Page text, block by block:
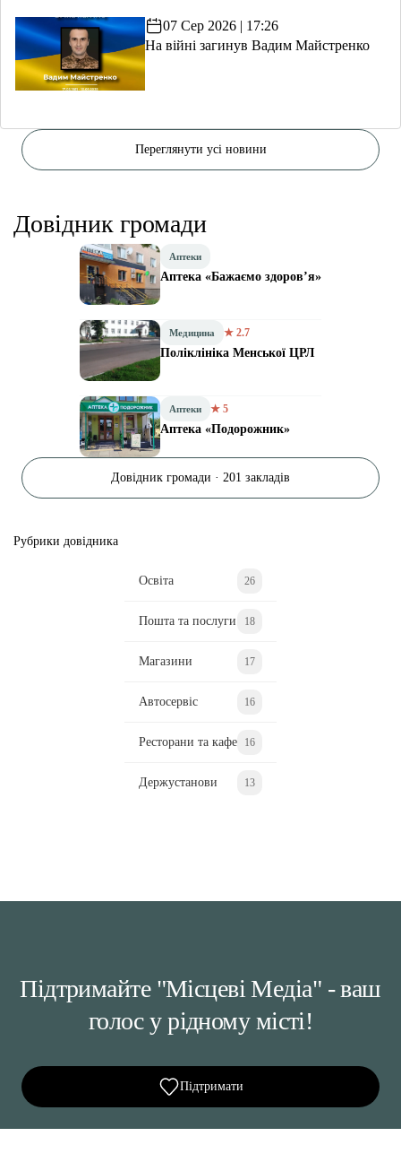
07 Сер 2026 | 17:26
На війні загинув Вадим Майстренко
Переглянути усі новини
Довідник громади
Аптеки
Аптека «Бажаємо здоров’я»
Медицина ★ 2.7
Поліклініка Менської ЦРЛ
Аптеки ★ 5
Аптека «Подорожник»
Довідник громади · 201 закладів
Рубрики довідника
Освіта 26
Пошта та послуги 18
Магазини 17
Автосервіс 16
Ресторани та кафе 16
Держустанови 13
Підтримайте "Місцеві Медіа" - ваш
голос у рідному місті!
Підтримати